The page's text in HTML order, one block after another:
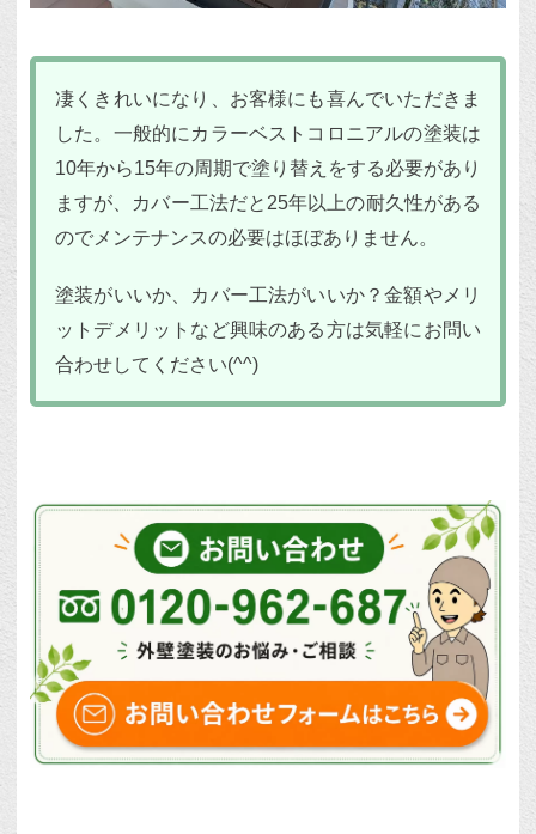
凄くきれいになり、お客様にも喜んでいただきま
した。一般的にカラーベストコロニアルの塗装は
10年から15年の周期で塗り替えをする必要があり
ますが、カバー工法だと25年以上の耐久性がある
のでメンテナンスの必要はほぼありません。
塗装がいいか、カバー工法がいいか？金額やメリ
ットデメリットなど興味のある方は気軽にお問い
合わせしてください(^^)